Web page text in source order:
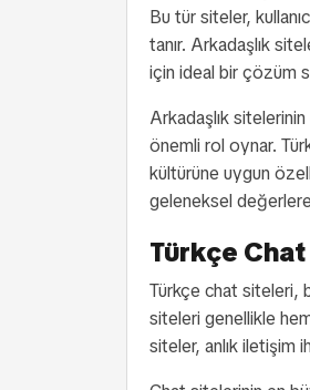
Bu tür siteler,
tanır. Arkadaşlık
için ideal bir çözüm
Arkadaşlık
önemli rol oynar.
kültürüne uygun
geleneksel
Türkçe
Türkçe chat siteleri,
siteleri genellikle
siteler, anlık iletişim